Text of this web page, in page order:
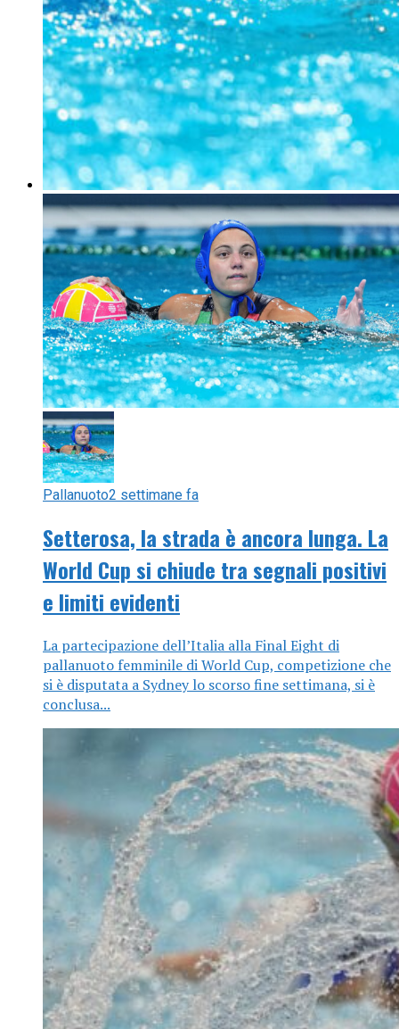
Pallanuoto2 settimane fa
Setterosa, la strada è ancora lunga. La
World Cup si chiude tra segnali positivi
e limiti evidenti
La partecipazione dell’Italia alla Final Eight di
pallanuoto femminile di World Cup, competizione che
si è disputata a Sydney lo scorso fine settimana, si è
conclusa...